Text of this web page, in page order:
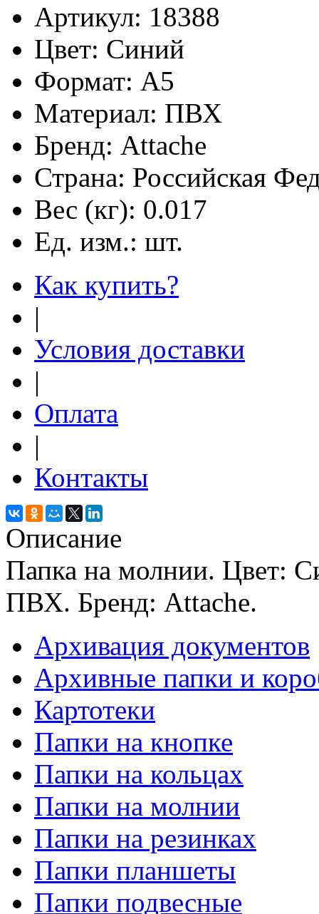
Артикул: 18388
Цвет: Синий
Формат: А5
Материал: ПВХ
Бренд: Attache
Страна: Российская
Вес (кг): 0.017
Ед. изм.: шт.
Как купить?
|
Условия доставки
|
Оплата
|
Контакты
Описание
Папка на молнии. Цвет:
ПВХ. Бренд: Attache.
Архивация документов
Архивные папки и
Картотеки
Папки на кнопке
Папки на кольцах
Папки на молнии
Папки на резинках
Папки планшеты
Папки подвесные